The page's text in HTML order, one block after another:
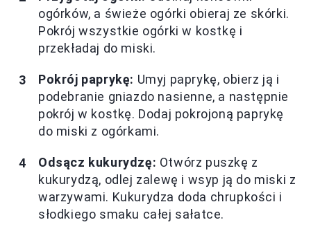
ogórków, a świeże ogórki obieraj ze skórki.
Pokrój wszystkie ogórki w kostkę i
przekładaj do miski.
Pokrój paprykę: Umyj paprykę, obierz ją i
podebranie gniazdo nasienne, a następnie
pokrój w kostkę. Dodaj pokrojoną paprykę
do miski z ogórkami.
Odsącz kukurydzę: Otwórz puszkę z
kukurydzą, odlej zalewę i wsyp ją do miski z
warzywami. Kukurydza doda chrupkości i
słodkiego smaku całej sałatce.